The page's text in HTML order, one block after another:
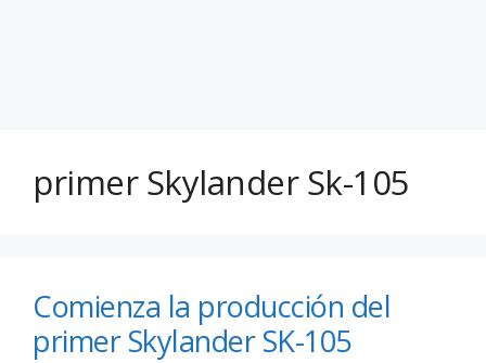
primer Skylander Sk-105
Comienza la producción del
primer Skylander SK-105